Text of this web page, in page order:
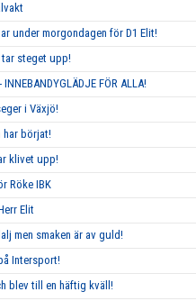
under morgondagen för D1 Elit!
tar steget upp!
INNEBANDYGLÄDJE FÖR ALLA!
i Växjö!
har börjat!
klivet upp!
Röke IBK
Elit
men smaken är av guld!
Intersport!
blev till en häftig kväll!